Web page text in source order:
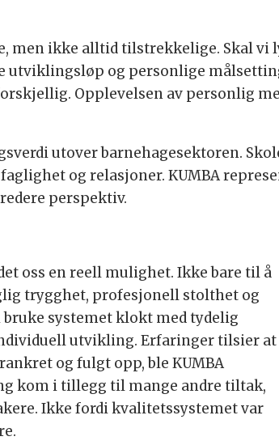
men ikke alltid tilstrekkelige. Skal vi
utviklingsløp og personlige
Opplevelsen av personlig
utover barnehagesektoren.
og relasjoner. KUMBA
perspektiv.
oss en reell mulighet. Ikke bare til å
trygghet, profesjonell stolthet og
systemet klokt med tydelig
utvikling. Erfaringer tilsier at
og fulgt opp, ble KUMBA
kom i tillegg til mange andre tiltak,
Ikke fordi kvalitetssystemet var